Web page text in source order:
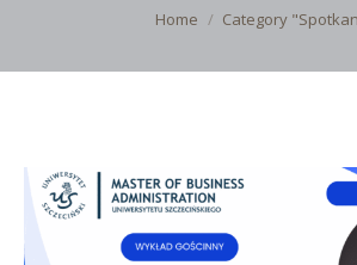
You are here:
Home Category